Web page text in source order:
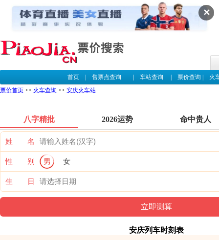
✕
首页| 售票点查询 | 车站查询 | 票价查询 |
火
票价首页 >> 火车查询 >> 安庆火车站
八字精批 2026运势 命中贵人
姓 名
性 别 男 女
生 日
安庆列车时刻表